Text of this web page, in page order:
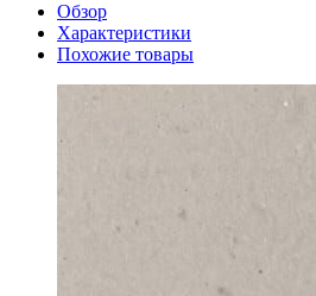
Обзор
Характеристики
Похожие товары